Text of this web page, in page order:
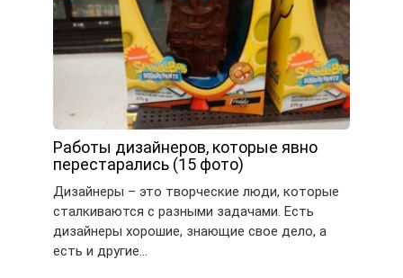
Работы дизайнеров, которые явно
перестарались (15 фото)
Дизайнеры – это творческие люди, которые
сталкиваются с разными задачами. Есть
дизайнеры хорошие, знающие свое дело, а
есть и другие…